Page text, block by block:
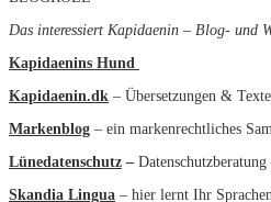
Das interessiert Kapidaenin – Blog- und
Kapidaenins Hund
Kapidaenin.dk – Übersetzungen & Texte
Markenblog – ein markenrechtliches
Lünedatenschutz –
Skandia Lingua – hier lernt Ihr